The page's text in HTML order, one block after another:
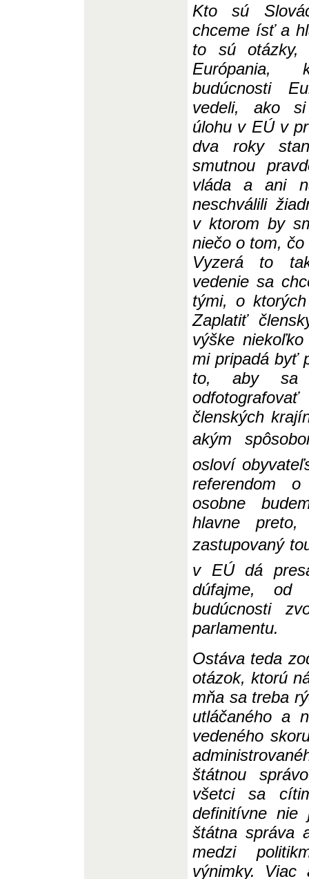
Kto sú
chceme ísť a
to sú otázky,
budúcnosti
vedeli, ako si
úlohu v EÚ v
dva roky
smutnou
vláda a ani
neschválili
v ktorom by
niečo o tom,
Vyzerá to
vedenie sa
tými, o
Zaplatiť
výške
mi pripadá byť
to, aby sa
členských
akým
osloví
referendom
osobne
hlavne
zastupovaný
v EÚ dá
dúfajme,
budúcnosti
parlamentu.
Ostáva teda
otázok, ktorú
mňa sa treba
utláčaného a
vedeného
štátnou
všetci sa
definitívne nie
štátna správa
medzi
výnimky. Viac